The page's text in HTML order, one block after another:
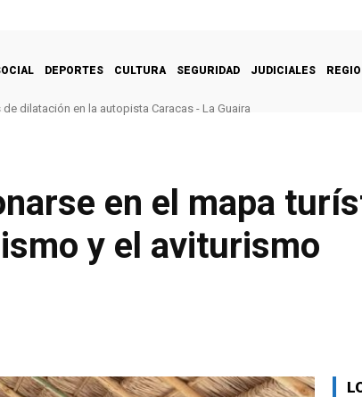
DEPORTES CULTURA SEGURIDAD JUDICIALES
dilatación en la autopista Caracas - La Guaira
en el mapa
y el aviturismo